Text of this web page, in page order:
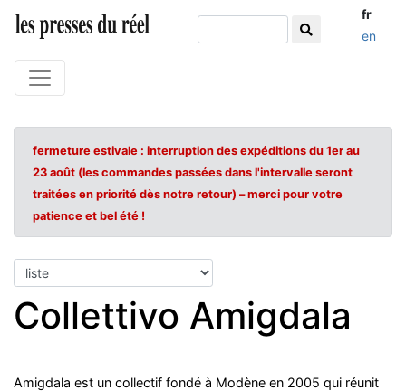
fr
en
fermeture estivale : interruption des expéditions du 1er au
23 août (les commandes passées dans l'intervalle seront
traitées en priorité dès notre retour) – merci pour votre
patience et bel été !
Collettivo Amigdala
Amigdala est un collectif fondé à Modène en 2005 qui réunit